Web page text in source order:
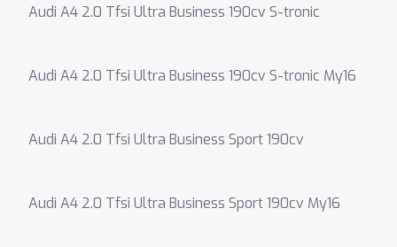
Audi A4 2.0 Tfsi Ultra Business 190cv S-tronic
Audi A4 2.0 Tfsi Ultra Business 190cv S-tronic My16
Audi A4 2.0 Tfsi Ultra Business Sport 190cv
Audi A4 2.0 Tfsi Ultra Business Sport 190cv My16